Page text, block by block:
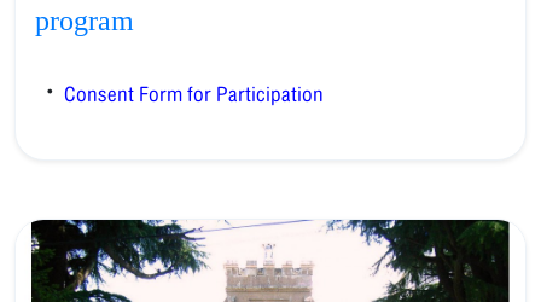
program
・ Consent Form for Participation